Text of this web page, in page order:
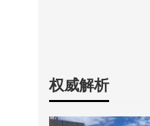
权威解析